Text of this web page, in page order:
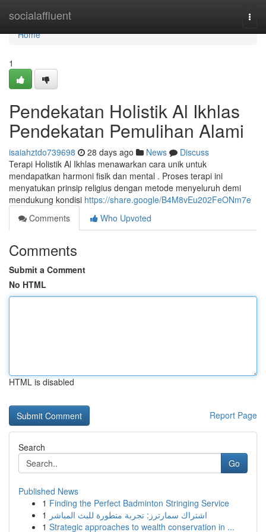
socialaffluent
Home
Home
1
Pendekatan Holistik Al Ikhlas
Pendekatan Pemulihan Alami
isaiahztdo739698 28 days ago News
Discuss
Terapi Holistik Al Ikhlas menawarkan cara unik untuk
mendapatkan harmoni fisik dan mental . Proses terapi ini
menyatukan prinsip religius dengan metode menyeluruh demi
mendukung kondisi https://share.google/B4M8vEu202FeONm7e
Comments
Who Upvoted
Comments
Submit a Comment
No HTML
HTML is disabled
Report Page
Search
Go
Published News
1 Finding the Perfect Badminton Stringing Service
1 اشتراك سمارترز: تجربة متطورة للبث المباشر
1 Strategic approaches to wealth conservation in ...